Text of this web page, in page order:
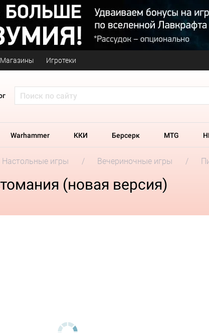
Магазины Игротеки
Warhammer ККИ Берсерк MTG
Настольные игры Вечериночные игры
(новая версия)